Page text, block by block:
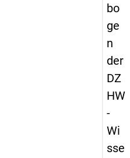
bo
ge
n
der
DZ
HW
-
Wi
sse